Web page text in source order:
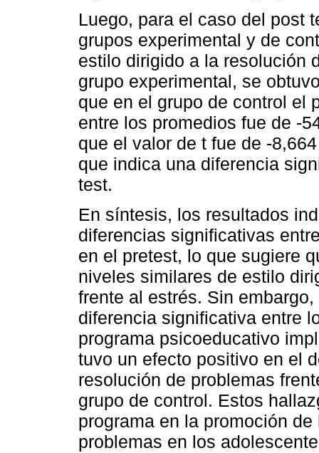
Luego, para el caso del post
grupos experimental y de
estilo dirigido a la resolución
grupo experimental, se
que en el grupo de control el
entre los promedios fue de -
que el valor de t fue de -
que indica una diferencia
test.
En síntesis, los resultados
diferencias significativas
en el pretest, lo que sugiere
niveles similares de estilo
frente al estrés. Sin
diferencia significativa entre
programa psicoeducativo
tuvo un efecto positivo en el
resolución de problemas
grupo de control. Estos
programa en la promoción
problemas en los